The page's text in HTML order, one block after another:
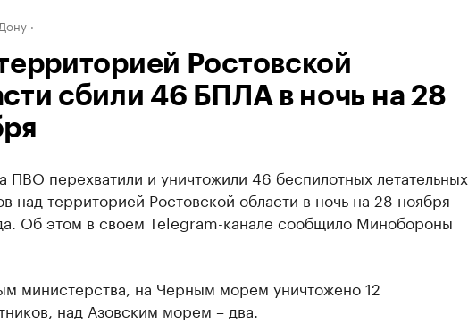
Ростовской
сбили 46 БПЛА в ночь на 28
ПВО перехватили и уничтожили 46 беспилотных летательных
над территорией Ростовской области в ночь на 28 ноября
Об этом в своем Telegram-канале сообщило Минобороны
министерства, на Черным морем уничтожено 12
над Азовским морем – два.